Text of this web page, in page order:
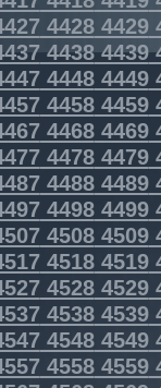
44284429
44384439
44484449
44584459
44684469
44784479
44884489
44984499
45084509
45184519
45284529
45384539
45484549
45584559